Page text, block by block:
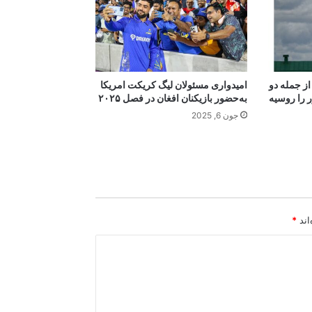
از جمله دو
را روسیه
امیدواری مسئولان لیگ کریکت امریکا
به‌حضور بازیکنان افغان در فصل ۲۰۲۵
جون 6, 2025
*